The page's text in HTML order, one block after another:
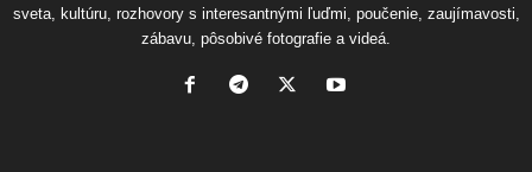
sveta, kultúru, rozhovory s interesantnými ľuďmi, poučenie, zaujímavosti,
zábavu, pôsobivé fotografie a videá.